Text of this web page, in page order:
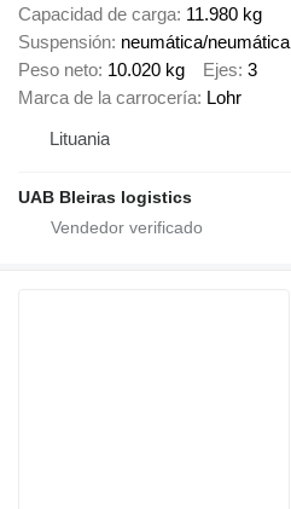
Capacidad de carga 11.980 kg
Suspensión neumática/neumática
Peso neto 10.020 kg Ejes 3
Marca de la carrocería Lohr
Lituania
UAB Bleiras logistics